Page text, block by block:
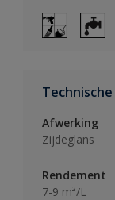
Afwerking
Zijdeglans
Rendement
7-9 m²/L